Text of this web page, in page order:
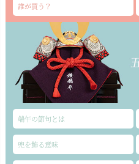
誰が買う？
端午の節句とは
兜を飾る意味